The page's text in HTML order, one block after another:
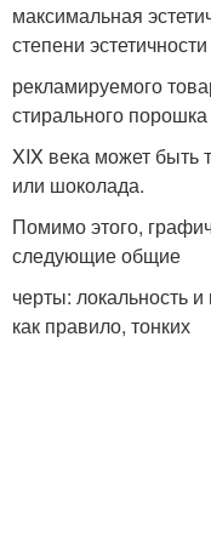
максимальная
степени эстетичности
рекламируемого
стирального
XIX века может быть
или шоколада.
Помимо этого,
следующие общие
черты: локальность
как правило, тонких